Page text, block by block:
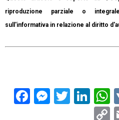
riproduzione parziale o
sull'informativa in relazione al diritto
Facebook
Twitter